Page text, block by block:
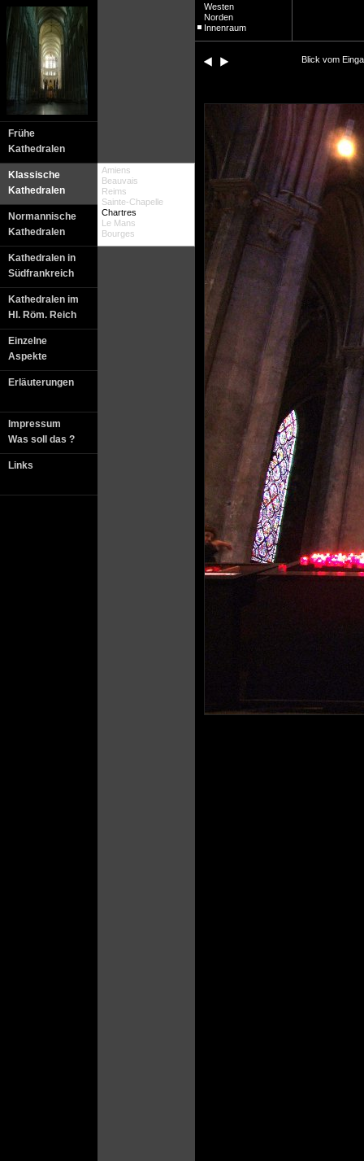
Frühe
Kathedralen
Klassische
Kathedralen
Normannische
Kathedralen
Kathedralen in
Südfrankreich
Kathedralen im
Hl. Röm. Reich
Einzelne
Aspekte
Erläuterungen
Impressum
Was soll das ?
Links
Amiens
Beauvais
Reims
Sainte-Chapelle
Chartres
Le Mans
Bourges
Westen
Norden
Innenraum
Blick vom